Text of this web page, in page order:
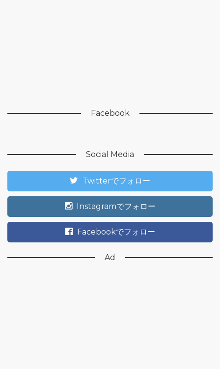
Facebook
Social Media
Twitterでフォロー
Instagramでフォロー
Facebookでフォロー
Ad